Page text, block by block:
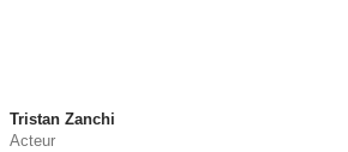
Tristan Zanchi
Acteur